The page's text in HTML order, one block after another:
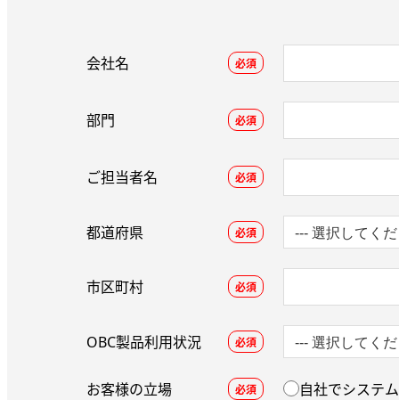
会社名 必須
部門 必須
ご担当者名 必須
都道府県 必須
市区町村 必須
OBC製品利用状況 必須
お客様の立場 必須 自社でシステ